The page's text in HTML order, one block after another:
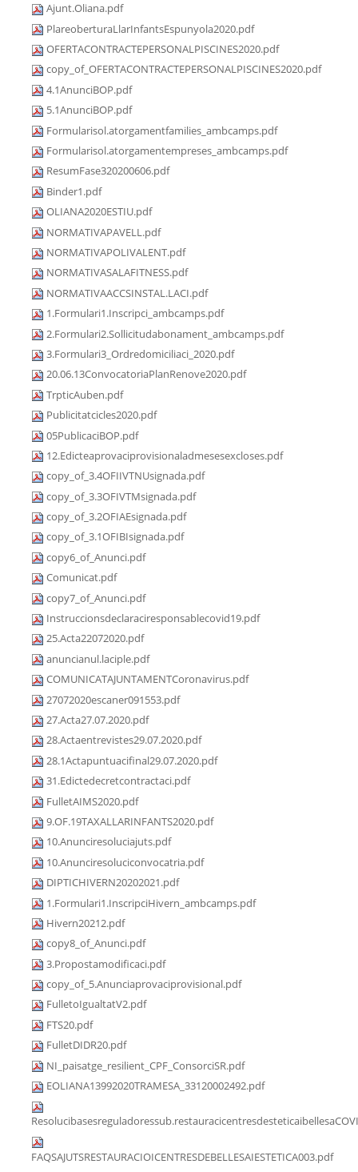
Ajunt.Oliana.pdf
PlareoberturaLlarInfantsEspunyola2020.pdf
OFERTACONTRACTEPERSONALPISCINES2020.pdf
copy_of_OFERTACONTRACTEPERSONALPISCINES2020.pdf
4.1AnunciBOP.pdf
5.1AnunciBOP.pdf
Formularisol.atorgamentfamilies_ambcamps.pdf
Formularisol.atorgamentempreses_ambcamps.pdf
ResumFase320200606.pdf
Binder1.pdf
OLIANA2020ESTIU.pdf
NORMATIVAPAVELL.pdf
NORMATIVAPOLIVALENT.pdf
NORMATIVASALAFITNESS.pdf
NORMATIVAACCSINSTAL.LACI.pdf
1.Formulari1.Inscripci_ambcamps.pdf
2.Formulari2.Sollicitudabonament_ambcamps.pdf
3.Formulari3_Ordredomiciliaci_2020.pdf
20.06.13ConvocatoriaPlanRenove2020.pdf
TrpticAuben.pdf
Publicitatcicles2020.pdf
05PublicaciBOP.pdf
12.Edicteaprovaciprovisionaladmesesexcloses.pdf
copy_of_3.4OFIIVTNUsignada.pdf
copy_of_3.3OFIVTMsignada.pdf
copy_of_3.2OFIAEsignada.pdf
copy_of_3.1OFIBIsignada.pdf
copy6_of_Anunci.pdf
Comunicat.pdf
copy7_of_Anunci.pdf
Instruccionsdeclaraciresponsablecovid19.pdf
25.Acta22072020.pdf
anuncianul.laciple.pdf
COMUNICATAJUNTAMENTCoronavirus.pdf
27072020escaner091553.pdf
27.Acta27.07.2020.pdf
28.Actaentrevistes29.07.2020.pdf
28.1Actapuntuacifinal29.07.2020.pdf
31.Edictedecretcontractaci.pdf
FulletAIMS2020.pdf
9.OF.19TAXALLARINFANTS2020.pdf
10.Anunciresoluciajuts.pdf
10.Anunciresoluciconvocatria.pdf
DIPTICHIVERN20202021.pdf
1.Formulari1.InscripciHivern_ambcamps.pdf
Hivern20212.pdf
copy8_of_Anunci.pdf
3.Propostamodificaci.pdf
copy_of_5.Anunciaprovaciprovisional.pdf
FulletoIgualtatV2.pdf
FTS20.pdf
FulletDIDR20.pdf
NI_paisatge_resilient_CPF_ConsorciSR.pdf
EOLIANA13992020TRAMESA_33120002492.pdf
FAQSAJUTSRESTAURACIOICENTRESDEBELLESAIESTETICA003.pdf